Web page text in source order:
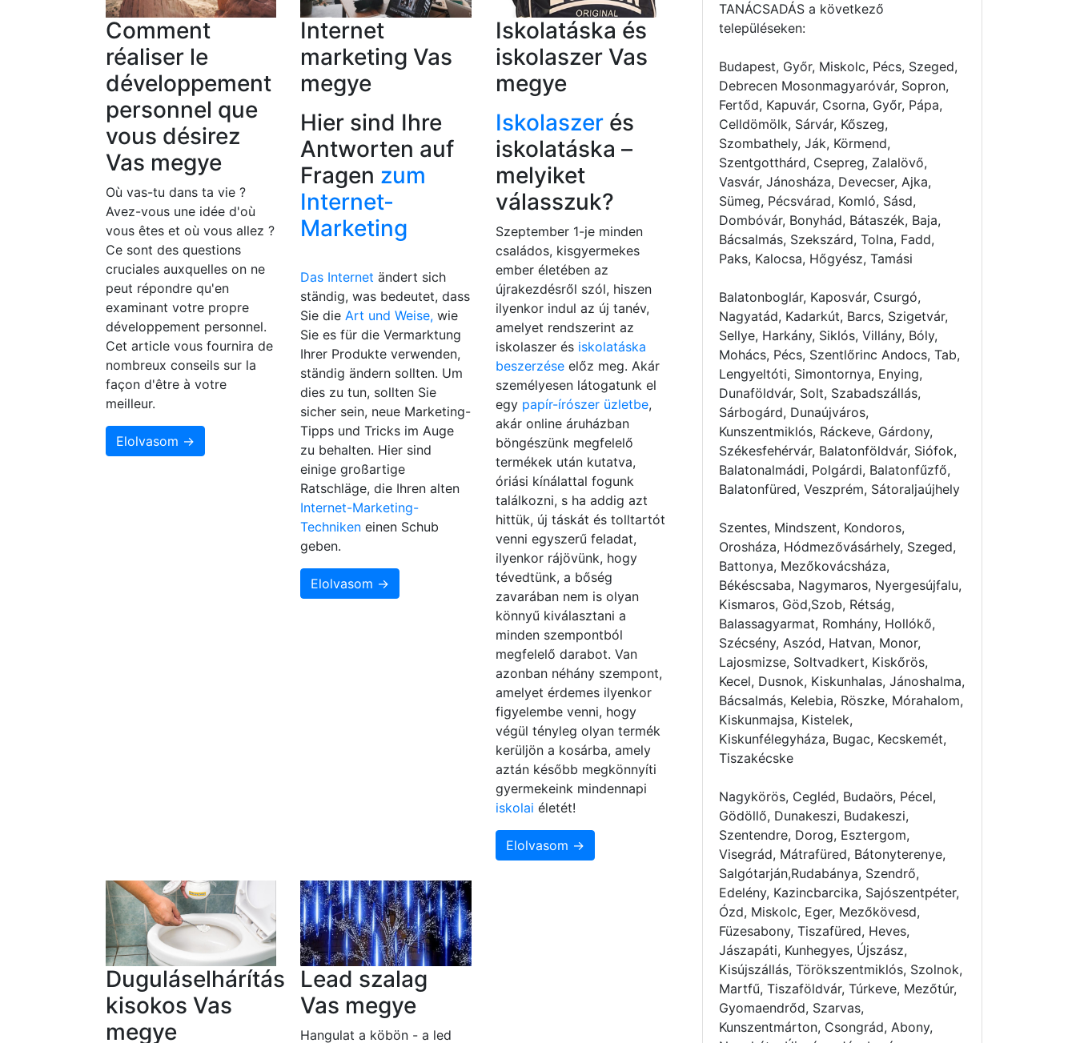
Comment
réaliser le
développement
personnel que
vous désirez
Vas megye
Où vas-tu dans ta vie ?
Avez-vous une idée d'où
vous êtes et où vous allez ?
Ce sont des questions
cruciales auxquelles on ne
peut répondre qu'en
examinant votre propre
développement personnel.
Cet article vous fournira de
nombreux conseils sur la
façon d'être à votre
meilleur.
Elolvasom →
Internet
marketing Vas
megye
Hier sind Ihre
Antworten auf
Fragen zum
Internet-
Marketing
Das Internet ändert sich
ständig, was bedeutet, dass
Sie dieArt und Weise,wie
Sie es für die Vermarktung
Ihrer Produkte verwenden,
ständig ändern sollten. Um
dies zu tun, sollten Sie
sicher sein, neue Marketing-
Tipps und Tricks im Auge
zu behalten. Hier sind
einige großartige
Ratschläge, die Ihren alten
Internet-Marketing-
Techniken einen Schub
geben.
Elolvasom →
Iskolatáska és
iskolaszer Vas
megye
Iskolaszerés
iskolatáska –
melyiket
válasszuk?
Szeptember 1-je minden
családos, kisgyermekes
ember életében az
újrakezdésről szól, hiszen
ilyenkor indul az új tanév,
amelyet rendszerint az
iskolaszer és iskolatáska
beszerzéseelőz meg. Akár
személyesen látogatunk el
egy papír-írószer üzletbe,
akár online áruházban
böngészünk megfelelő
termékek után kutatva,
óriási kínálattal fogunk
találkozni, s ha addig azt
hittük, új táskát és tolltartót
venni egyszerű feladat,
ilyenkor rájövünk, hogy
tévedtünk, a bőség
zavarában nem is olyan
könnyű kiválasztani a
minden szempontból
megfelelő darabot. Van
azonban néhány szempont,
amelyet érdemes ilyenkor
figyelembe venni, hogy
végül tényleg olyan termék
kerüljön a kosárba, amely
aztán később megkönnyíti
gyermekeink mindennapi
iskolai életét!
Elolvasom →
Duguláselhárítás
kisokos Vas
megye
Lead szalag
Vas megye
Hangulat a köbön - a led
TANÁCSADÁS a következő
településeken:
Budapest, Győr, Miskolc, Pécs, Szeged,
Debrecen Mosonmagyaróvár, Sopron,
Fertőd, Kapuvár, Csorna, Győr, Pápa,
Celldömölk, Sárvár, Kőszeg,
Szombathely, Ják, Körmend,
Szentgotthárd, Csepreg, Zalalövő,
Vasvár, Jánosháza, Devecser, Ajka,
Sümeg, Pécsvárad, Komló, Sásd,
Dombóvár, Bonyhád, Bátaszék, Baja,
Bácsalmás, Szekszárd, Tolna, Fadd,
Paks, Kalocsa, Hőgyész, Tamási
Balatonboglár, Kaposvár, Csurgó,
Nagyatád, Kadarkút, Barcs, Szigetvár,
Sellye, Harkány, Siklós, Villány, Bóly,
Mohács, Pécs, Szentlőrinc Andocs, Tab,
Lengyeltóti, Simontornya, Enying,
Dunaföldvár, Solt, Szabadszállás,
Sárbogárd, Dunaújváros,
Kunszentmiklós, Ráckeve, Gárdony,
Székesfehérvár, Balatonföldvár, Siófok,
Balatonalmádi, Polgárdi, Balatonfűzfő,
Balatonfüred, Veszprém, Sátoraljaújhely
Szentes, Mindszent, Kondoros,
Orosháza, Hódmezővásárhely, Szeged,
Battonya, Mezőkovácsháza,
Békéscsaba, Nagymaros, Nyergesújfalu,
Kismaros, Göd,Szob, Rétság,
Balassagyarmat, Romhány, Hollókő,
Szécsény, Aszód, Hatvan, Monor,
Lajosmizse, Soltvadkert, Kiskőrös,
Kecel, Dusnok, Kiskunhalas, Jánoshalma,
Bácsalmás, Kelebia, Röszke, Mórahalom,
Kiskunmajsa, Kistelek,
Kiskunfélegyháza, Bugac, Kecskemét,
Tiszakécske
Nagykörös, Cegléd, Budaörs, Pécel,
Gödöllő, Dunakeszi, Budakeszi,
Szentendre, Dorog, Esztergom,
Visegrád, Mátrafüred, Bátonyterenye,
Salgótarján,Rudabánya, Szendrő,
Edelény, Kazincbarcika, Sajószentpéter,
Ózd, Miskolc, Eger, Mezőkövesd,
Füzesabony, Tiszafüred, Heves,
Jászapáti, Kunhegyes, Újszász,
Kisújszállás, Törökszentmiklós, Szolnok,
Martfű, Tiszaföldvár, Túrkeve, Mezőtúr,
Gyomaendrőd, Szarvas,
Kunszentmárton, Csongrád, Abony,